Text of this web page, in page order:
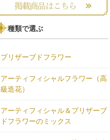
種類で選ぶ
プリザーブドフラワー
アーティフィシャルフラワー（高
級造花）
アーティフィシャル＆プリザーブ
ドフラワーのミックス